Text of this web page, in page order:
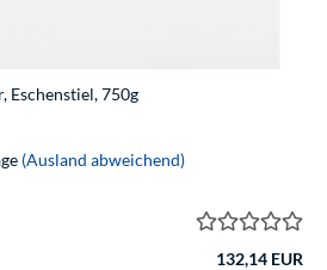
Eschenstiel, 750g
(Ausland abweichend)
132,14 EUR